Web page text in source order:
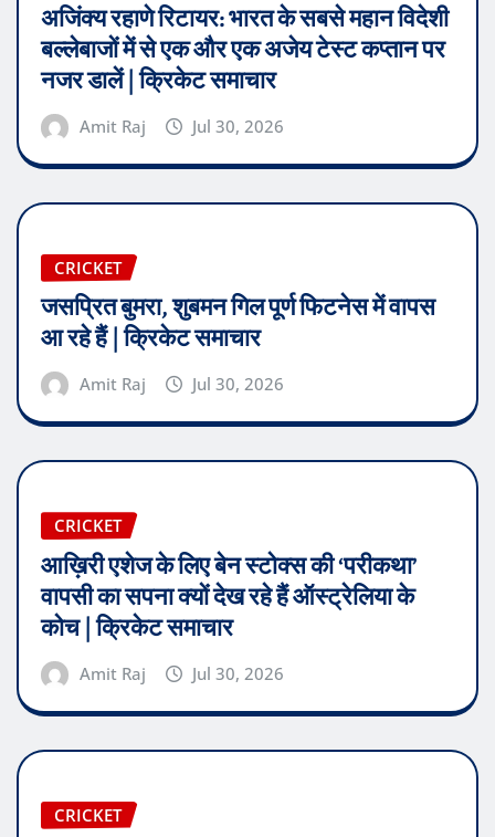
अजिंक्य रहाणे रिटायर: भारत के सबसे महान विदेशी
बल्लेबाजों में से एक और एक अजेय टेस्ट कप्तान पर
नजर डालें | क्रिकेट समाचार
Amit Raj Jul 30, 2026
CRICKET
जसप्रित बुमरा, शुबमन गिल पूर्ण फिटनेस में वापस
आ रहे हैं | क्रिकेट समाचार
Amit Raj Jul 30, 2026
CRICKET
आख़िरी एशेज के लिए बेन स्टोक्स की ‘परीकथा’
वापसी का सपना क्यों देख रहे हैं ऑस्ट्रेलिया के
कोच | क्रिकेट समाचार
Amit Raj Jul 30, 2026
CRICKET